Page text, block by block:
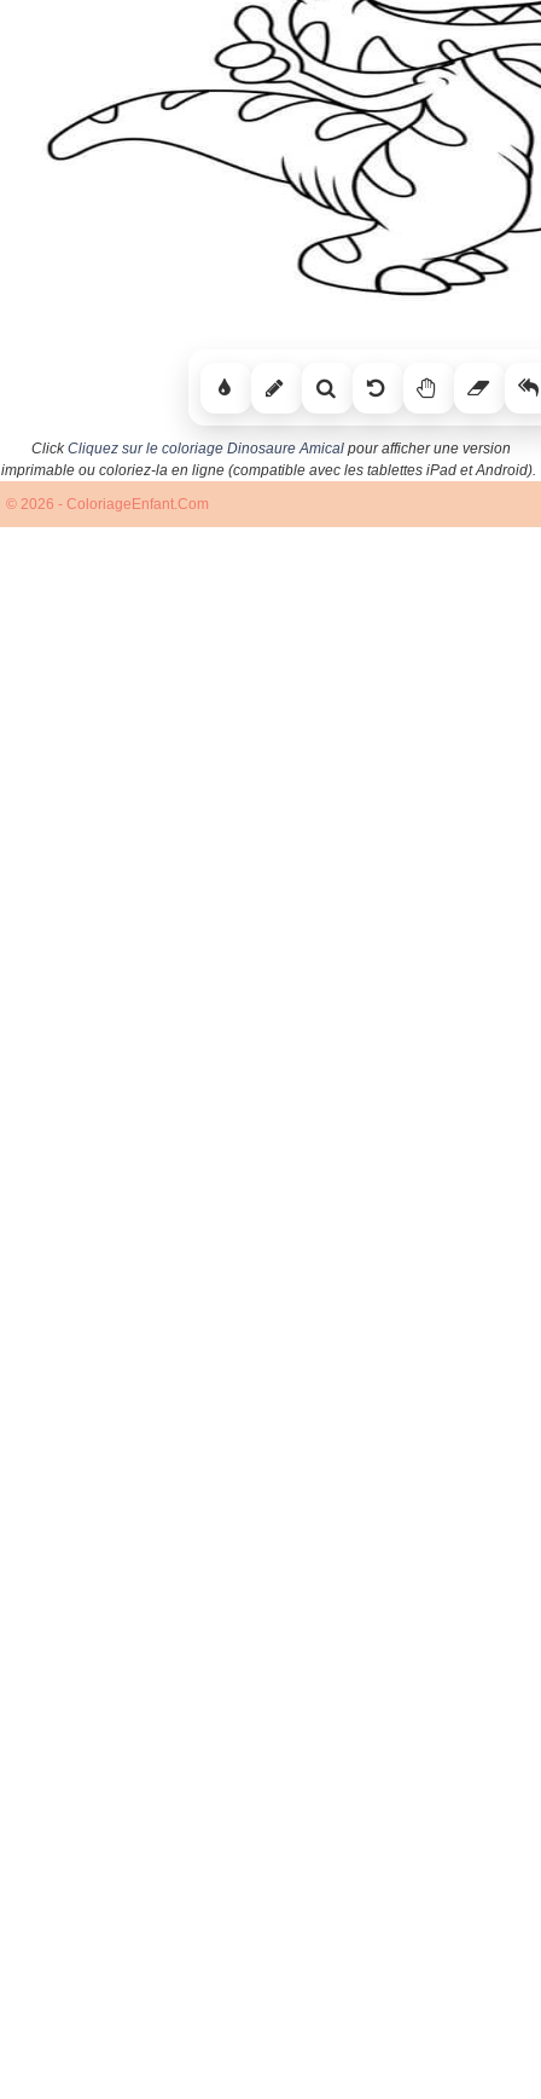
ClickCliquez sur le coloriage Dinosaure Amicalpour afficher une version
imprimable ou coloriez-la en ligne (compatible avec les tablettes iPad et Android).
© 2026 - ColoriageEnfant.Com